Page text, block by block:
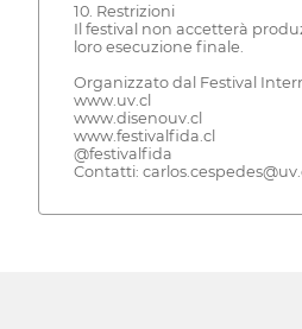
10. Restrizioni
Il festival non accetterà
loro esecuzione finale.
Organizzato dal Festival
www.uv.cl
www.disenouv.cl
www.festivalfida.cl
@festivalfida
Contatti: